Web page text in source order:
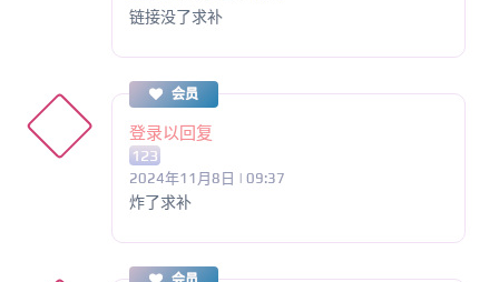
链接没了求补
会员
登录以回复
123
2024年11月8日 | 09:37
炸了求补